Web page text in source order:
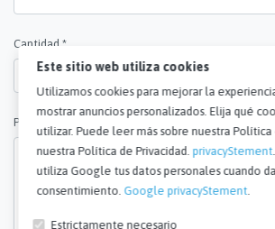
Cantidad *
Preguntas y comentarios *
Este sitio web utiliza cookies
Utilizamos cookies para mejorar la
mostrar anuncios personalizados. Elija qué
utilizar. Puede leer más sobre nuestra Política
nuestra Política de Privacidad. privacyStement
utiliza Google tus datos personales cuando
consentimiento. Google privacyStement.
Estrictamente necesario